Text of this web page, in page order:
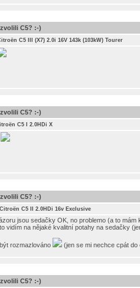
C5? :-)
C5 III (X7) 2.0i 16V 143k (103kW) Tourer
C5? :-)
C5 I 2.0HDi X
C5? :-)
Citroën C5 II 2.0HDi 16v Exclusive
jsou sedačky OK, no problemo (a to
vidím na nějaké kvalitní potahy na sedačky
rozmazlováno
(jen se mi nechce cpát
C5? :-)